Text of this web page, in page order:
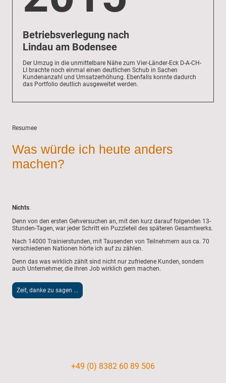
Betriebsverlegung nach
Lindau am Bodensee
Der Umzug in die unmittelbare Nähe zum Vier-Länder-Eck D-A-CH-
LI brachte noch einmal einen deutlichen Schub in Sachen
Kundenanzahl und Umsatzerhöhung. Ebenfalls konnte dadurch
das Portfolio deutlich ausgeweitet werden.
Resumee
Was würde ich heute anders
machen?
Nichts.
Denn von den ersten Gehversuchen an, mit den kurz darauf folgenden 13-
Stunden-Tagen, war jeder Schritt ein Puzzleteil des späteren Gesamtwerks.
Nach 14000 Trainierstunden, mit Tausenden von Teilnehmern aus ca. 70
verschiedenen Nationen hörte ich auf zu zählen.
Denn das was wirklich zählt sind nicht nur zufriedene Kunden, sondern
auch Unternehmer, die ihren Job wirklich gern machen.
Zeit, danke zu sagen ...
+49 (0) 8382 60 89 506